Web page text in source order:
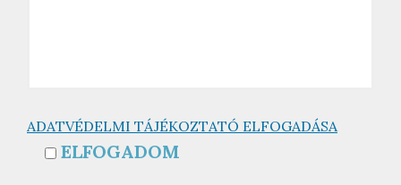
ADATVÉDELMI TÁJÉKOZTATÓ ELFOGADÁSA
ELFOGADOM